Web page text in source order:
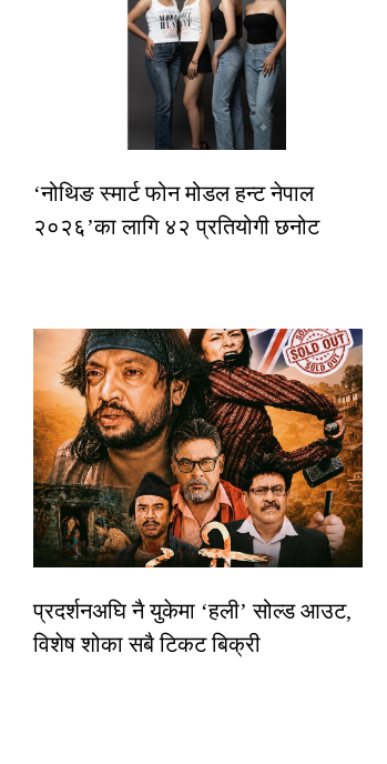
‘नोथिङ स्मार्ट फोन मोडल हन्ट नेपाल
२०२६’का लागि ४२ प्रतियोगी छनोट
प्रदर्शनअघि नै युकेमा ‘हली’ सोल्ड आउट,
विशेष शोका सबै टिकट बिक्री